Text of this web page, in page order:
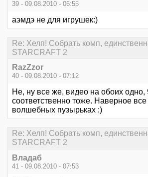
39 - 09.08.2010 - 06:55
аэмдэ не для игрушек:)
Re: Хелп! Собрать комп,
STARCRAFT 2
RazZzor
40 - 09.08.2010 - 07:12
Не, ну все же, видео на обоих одно,
соответственно тоже. Наверное все
волшебных пузырьках :)
Re: Хелп! Собрать комп,
STARCRAFT 2
Владаб
41 - 09.08.2010 - 07:53